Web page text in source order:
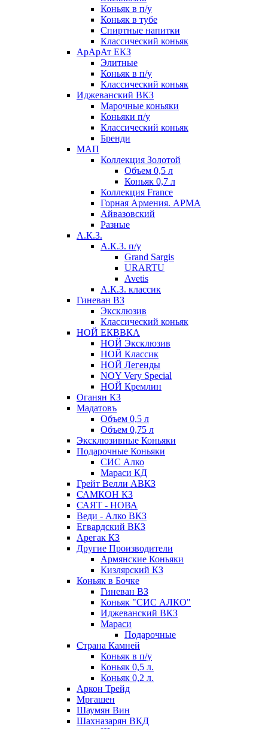
Коньяк в п/у
Коньяк в тубе
Спиртные напитки
Классический коньяк
АрАрАт ЕКЗ
Элитные
Коньяк в п/у
Классический коньяк
Иджеванский ВКЗ
Марочные коньяки
Коньяки п/у
Классический коньяк
Бренди
МАП
Коллекция Золотой
Объем 0,5 л
Коньяк 0,7 л
Коллекция France
Горная Армения. АРМА
Айвазовский
Разные
А.К.З.
А.К.З. п/у
Grand Sargis
URARTU
Avetis
А.К.З. классик
Гиневан ВЗ
Эксклюзив
Классический коньяк
НОЙ ЕКВВКА
НОЙ Эксклюзив
НОЙ Классик
НОЙ Легенды
NOY Very Speсial
НОЙ Кремлин
Оганян КЗ
Мадатовъ
Объем 0,5 л
Объем 0,75 л
Эксклюзивные Коньяки
Подарочные Коньяки
СИС Алко
Мараси КД
Грейт Велли АВКЗ
САМКОН КЗ
САЯТ - НОВА
Веди - Алко ВКЗ
Егвардский ВКЗ
Арегак КЗ
Другие Производители
Армянские Коньяки
Кизлярский КЗ
Коньяк в Бочке
Гиневан ВЗ
Коньяк "СИС АЛКО"
Иджеванский ВКЗ
Мараси
Подарочные
Страна Камней
Коньяк в п/у
Коньяк 0,5 л.
Коньяк 0,2 л.
Аркон Трейд
Мргашен
Шаумян Вин
Шахназарян ВКД